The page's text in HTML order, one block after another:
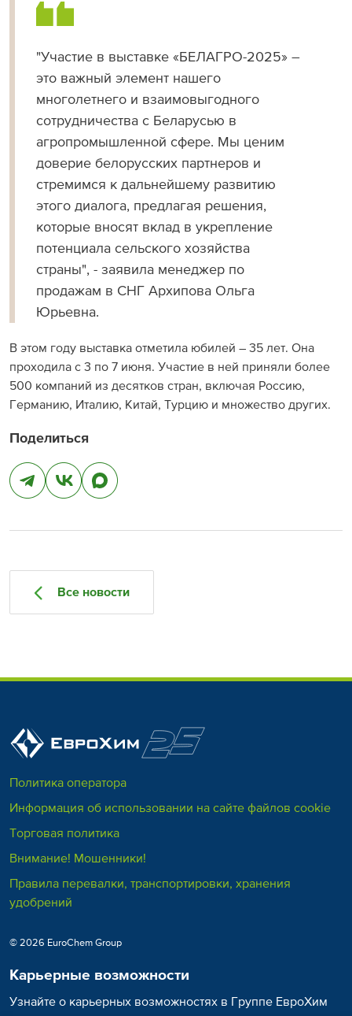
"Участие в выставке «БЕЛАГРО-2025» –
это важный элемент нашего
многолетнего и взаимовыгодного
сотрудничества с Беларусью в
агропромышленной сфере. Мы ценим
доверие белорусских партнеров и
стремимся к дальнейшему развитию
этого диалога, предлагая решения,
которые вносят вклад в укрепление
потенциала сельского хозяйства
страны", - заявила менеджер по
продажам в СНГ Архипова Ольга
Юрьевна.
В этом году выставка отметила юбилей – 35 лет. Она
проходила с 3 по 7 июня. Участие в ней приняли более
500 компаний из десятков стран, включая Россию,
Германию, Италию, Китай, Турцию и множество других.
Поделиться
Все новости
Политика оператора
Информация об использовании на сайте файлов cookie
Торговая политика
Внимание! Мошенники!
Правила перевалки, транспортировки, хранения
удобрений
© 2026 EuroChem Group
Карьерные возможности
Узнайте о карьерных возможностях в Группе ЕвроХим